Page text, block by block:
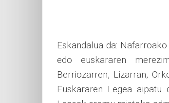
Eskandalua da:
edo euskararen
Berriozarren, Lizarran,
Euskararen Legea